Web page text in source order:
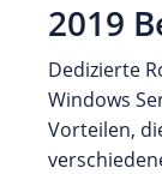
2019
Dedizierte
Windows
Vorteilen,